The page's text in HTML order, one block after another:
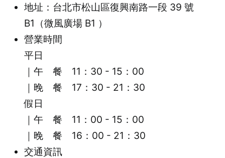
地址：台北市松山區復興南路一段 39 號
B1（微風廣場 B1 ）
營業時間
平日
｜午 餐 11：30 - 15：00
｜晚 餐 17：30 - 21：30
假日
｜午 餐 11：00 - 15：00
｜晚 餐 16：00 - 21：30
交通資訊